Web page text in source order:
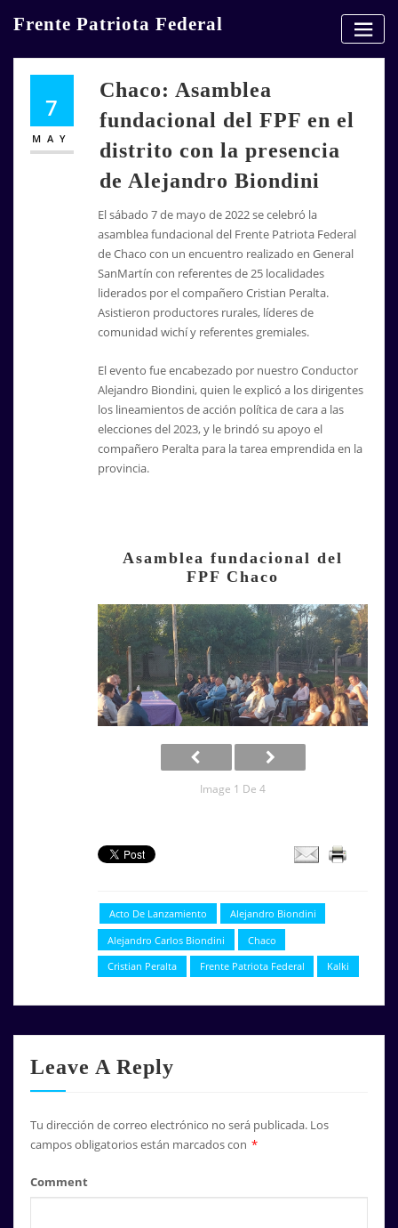
Frente Patriota Federal
7
MAY
Chaco: Asamblea
fundacional del FPF en el
distrito con la presencia
de Alejandro Biondini
El sábado 7 de mayo de 2022 se celebró la
asamblea fundacional del Frente Patriota Federal
deChaco con un encuentro realizado enGeneral
SanMartín con referentes de 25 localidades
liderados por el compañero Cristian Peralta.
Asistieron productores rurales, líderes de
comunidad wichí y referentes gremiales.
El evento fue encabezado por nuestro Conductor
Alejandro Biondini, quien le explicó a los dirigentes
los lineamientos de acción política de cara a las
elecciones del 2023, y le brindó su apoyo el
compañero Peralta para la tarea emprendida en la
provincia.
Asamblea fundacional del
FPF Chaco
Image 1 De 4
Acto De Lanzamiento
Alejandro Biondini
Alejandro Carlos Biondini
Chaco
Cristian Peralta
Frente Patriota Federal Kalki
Leave A Reply
Tu dirección de correo electrónico no será publicada.Los
campos obligatorios están marcados con *
Comment